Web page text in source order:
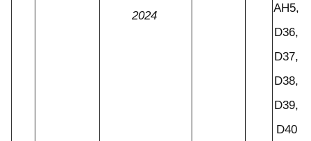
AH5,
D36,
D37,
D38,
D39,
D40
2024